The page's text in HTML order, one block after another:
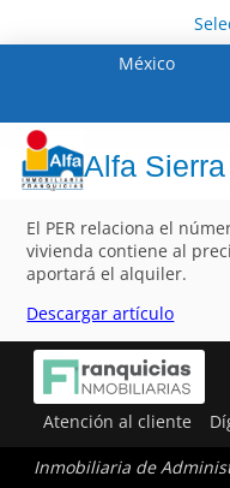
México
Alfa
El PER relaciona el
vivienda contiene al
aportará el alquiler.
Descargar artículo
Atención al cliente
Inmobiliaria de